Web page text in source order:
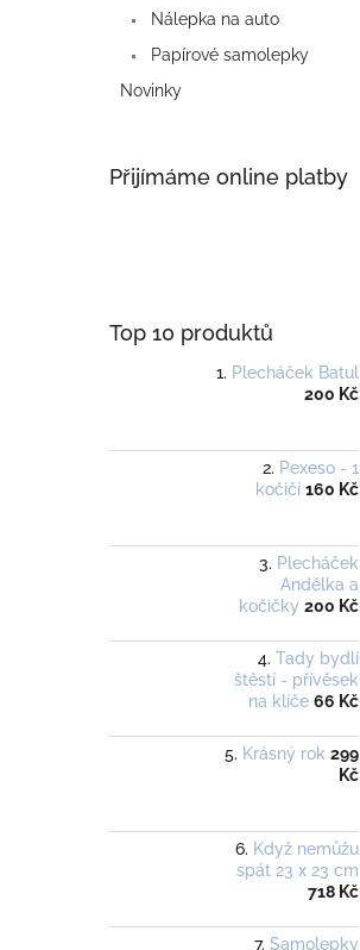
Nálepka na auto
Papírové samolepky
Novinky
Přijímáme online platby
Top 10 produktů
Plecháček Batul
200 Kč
Pexeso - 1
kočičí 160 Kč
Plecháček
Andělka a
kočičky 200 Kč
Tady bydlí
štěstí - přívěsek
na klíče 66 Kč
Krásný rok 299
Kč
Když nemůžu
spát 23 x 23 cm
718 Kč
Samolepky